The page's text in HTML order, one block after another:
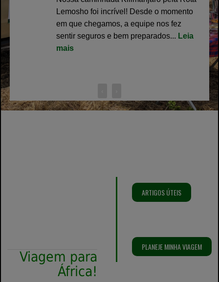
Lemosho foi incrível! Desde o momento
em que chegamos, a equipe nos fez
sentir seguros e bem preparados... Leia
mais
Viagem para
África!
ARTIGOS ÚTEIS
PLANEJE MINHA VIAGEM